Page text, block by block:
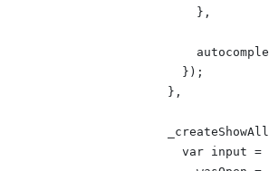
          },
        });
      },
var input =